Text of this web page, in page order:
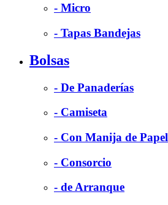
- Micro
- Tapas Bandejas
Bolsas
- De Panaderías
- Camiseta
- Con Manija de Papel
- Consorcio
- de Arranque